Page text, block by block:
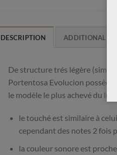
DESCRIPTION ADDITIONAL
De structure trés légère
Portentosa Evolucion possède
le modèle le plus achevé du
le touché est similaire à
cependant des notes 2 fois
la couleur sonore est